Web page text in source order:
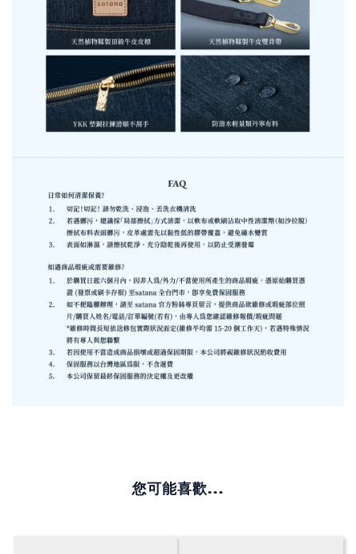
您可能喜歡...